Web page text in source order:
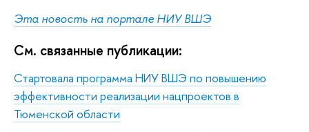
Эта новость на портале НИУ ВШЭ
См. связанные публикации:
Стартовала программа НИУ ВШЭ по повышению
эффективности реализации нацпроектов в
Тюменской области